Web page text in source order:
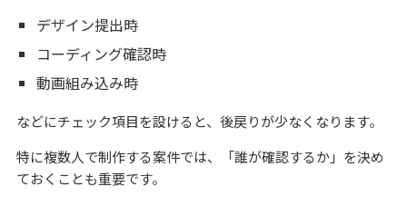
デザイン提出時
コーディング確認時
動画組み込み時
などにチェック項目を設けると、後戻りが少なくなります。
特に複数人で制作する案件では、「誰が確認するか」を決め
ておくことも重要です。